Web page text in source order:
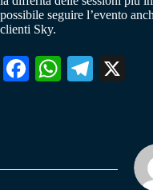
possibile seguire l’evento
clienti Sky.
Fa W
pp
Te
m